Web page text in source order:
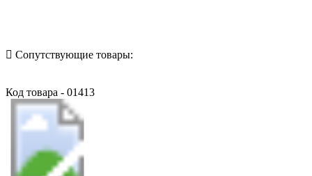
Сопутствующие товары:
Код товара - 01413